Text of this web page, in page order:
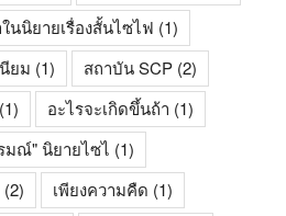
นนิยายเรื่องสั้นไซไฟ (1)
นียม (1) สถาบัน SCP (2)
(1) อะไรจะเกิดขึ้นถ้า (1)
มณ์" นิยายไซไ (1)
(2) เพียงความคืด (1)